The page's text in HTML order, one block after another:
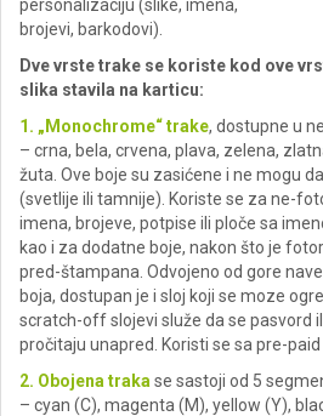
personalizaciju (slike, imena,
brojevi, barkodovi).
Dve vrste trake se koriste kod ove
slika stavila na karticu:
1. „Monochrome“ trake, dostupne u
– crna, bela, crvena, plava, zelena,
žuta. Ove boje su zasićene i ne mogu
(svetlije ili tamnije). Koriste se za ne-
imena, brojeve, potpise ili ploče sa
kao i za dodatne boje, nakon što je
pred-štampana. Odvojeno od gore
boja, dostupan je i sloj koji se moze
scratch-off slojevi služe da se pasvord
pročitaju unapred. Koristi se sa pre-paid
2. Obojena traka se sastoji od 5
– cyan (C), magenta (M), yellow (Y),